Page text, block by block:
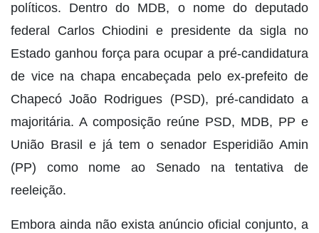
políticos. Dentro do MDB, o nome do deputado
federal Carlos Chiodini e presidente da sigla no
Estado ganhou força para ocupar a pré-candidatura
de vice na chapa encabeçada pelo ex-prefeito de
Chapecó João Rodrigues (PSD), pré-candidato a
majoritária. A composição reúne PSD, MDB, PP e
União Brasil e já tem o senador Esperidião Amin
(PP) como nome ao Senado na tentativa de
reeleição.
Embora ainda não exista anúncio oficial conjunto, a